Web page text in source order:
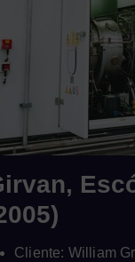
Cliente: William